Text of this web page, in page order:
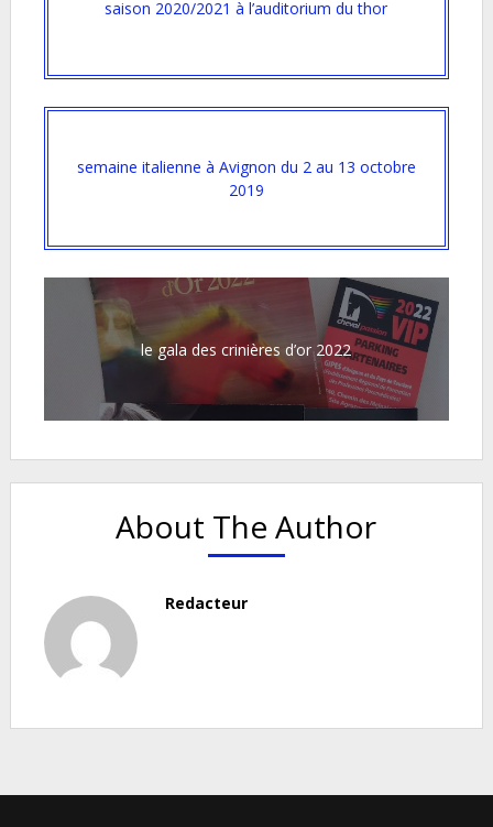
saison 2020/2021 à l’auditorium du thor
semaine italienne à Avignon du 2 au 13 octobre
2019
le gala des crinières d’or 2022
About The Author
Redacteur